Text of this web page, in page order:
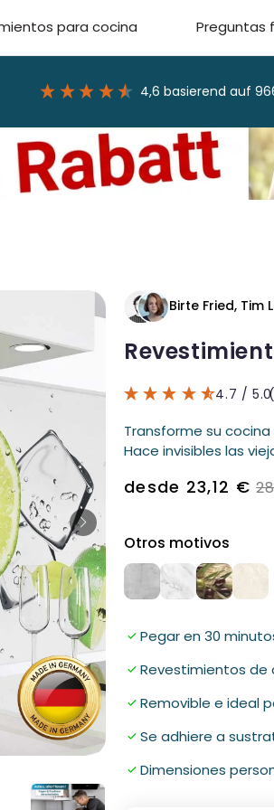
para cocina Preguntas
4,6 basierend auf
medios
2
en
Birte Fried, Tim
4.7 / 5.0
Transforme su
Hace invisibles las
Precio
venta
desde 23,12 €
Otros motivos
Pegar en 30
Revestimientos de
Removible e ideal
Se adhiere a
Dimensiones